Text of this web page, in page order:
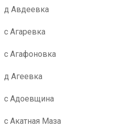
д Авдеевка
с Агаревка
с Агафоновка
д Агеевка
с Адоевщина
с Акатная Маза